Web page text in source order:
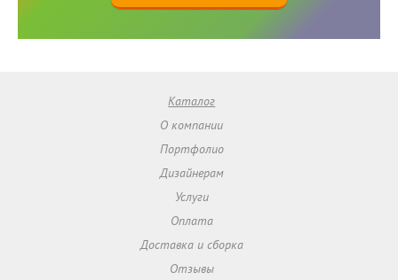
Каталог
О компании
Портфолио
Дизайнерам
Услуги
Оплата
Доставка и сборка
Отзывы